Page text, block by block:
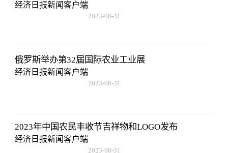
经济日报新闻客户端
2023-08-31
俄罗斯举办第32届国际农业工业展
经济日报新闻客户端
2023-08-31
2023年中国农民丰收节吉祥物和LOGO发布
经济日报新闻客户端
2023-08-31